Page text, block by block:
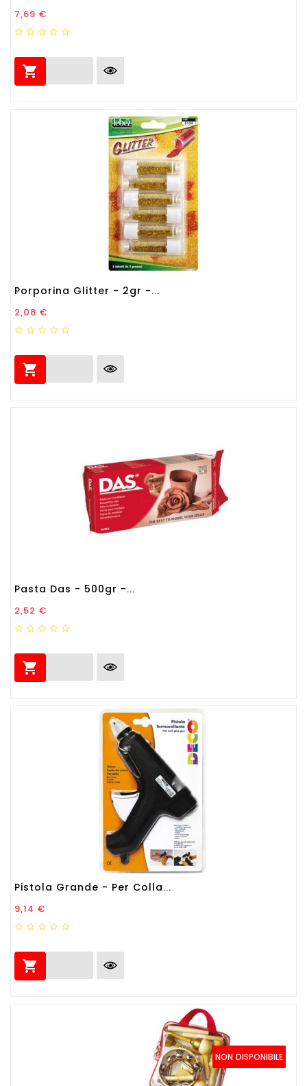
Prezzo
7,69 €

Porporina Glitter - 2gr -...
Prezzo
2,08 €

Pasta Das - 500gr -...
Prezzo
2,52 €

Pistola Grande - Per Colla...
Prezzo
9,14 €

NON DISPONIBILE